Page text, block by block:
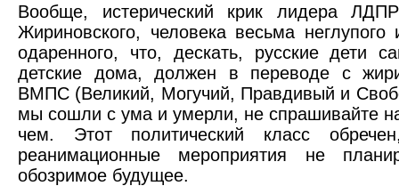
Вообще, истерический крик лидера
Жириновского, человека весьма неглупого
одаренного, что, дескать, русские дети
детские дома, должен в переводе с
ВМПС (Великий, Могучий, Правдивый и
мы сошли с ума и умерли, не спрашивайте
чем. Этот политический класс
реанимационные мероприятия не
обозримое будущее.